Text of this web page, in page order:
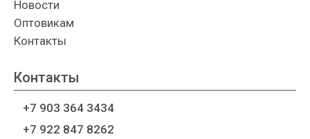
Новости
Оптовикам
Контакты
Контакты
+7 903 364 3434
+7 922 847 8262